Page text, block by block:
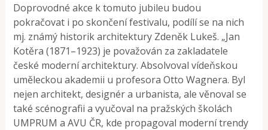
Doprovodné akce k tomuto jubileu budou
pokračovat i po skončení festivalu, podílí se na nich
mj. známý historik architektury Zdeněk Lukeš. „Jan
Kotěra (1871–1923) je považován za zakladatele
české moderní architektury. Absolvoval vídeňskou
uměleckou akademii u profesora Otto Wagnera. Byl
nejen architekt, designér a urbanista, ale věnoval se
také scénografii a vyučoval na pražských školách
UMPRUM a AVU ČR, kde propagoval moderní trendy